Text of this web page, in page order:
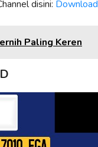
disini: Download
Paling Keren